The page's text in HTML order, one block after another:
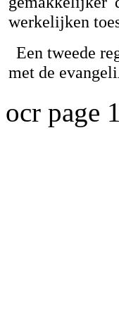
werkelijken
Een tweede
met de
ocr page